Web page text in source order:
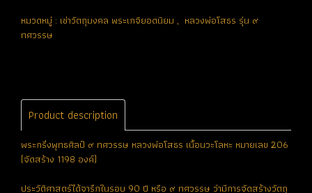
หมวดหมู่ : เช่าวัตถุมงคล พระเกจิยอดนิยม , หลวงพ่อโสธร รุ่น ๙
ทศวรรษ
Product description
พระกริ่งพุทธศิลป์ ๙ ทศวรรษ หลวงพ่อโสธร เนื้อนวะโลหะ หมายเลข 206
(จัดสร้าง 1198 องค์)
ประวัติศาสตร์ได้จารึกในรอบ 90 ปี หรือ ๙ ทศวรรษ ว่ามีการจัดสร้างวัตถุ